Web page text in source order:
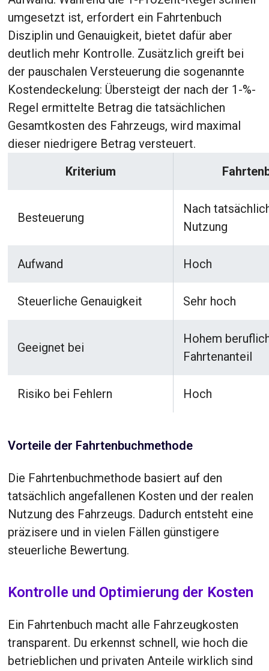
umgesetzt ist, erfordert ein Fahrtenbuch
Disziplin und Genauigkeit, bietet dafür aber
deutlich mehr Kontrolle. Zusätzlich greift bei
der pauschalen Versteuerung die sogenannte
Kostendeckelung: Übersteigt der nach der 1-%-
Regel ermittelte Betrag die tatsächlichen
Gesamtkosten des Fahrzeugs, wird maximal
dieser niedrigere Betrag versteuert.
Kriterium
Besteuerung
Nach
Nutzung
Aufwand Hoch
Steuerliche Genauigkeit Sehr hoch
Geeignet bei
Hohem
Fahrtenanteil
Risiko bei Fehlern Hoch
Vorteile der Fahrtenbuchmethode
Die Fahrtenbuchmethode basiert auf den
tatsächlich angefallenen Kosten und der realen
Nutzung des Fahrzeugs. Dadurch entsteht eine
präzisere und in vielen Fällen günstigere
steuerliche Bewertung.
Kontrolle und Optimierung der Kosten
Ein Fahrtenbuch macht alle Fahrzeugkosten
transparent. Du erkennst schnell, wie hoch die
betrieblichen und privaten Anteile wirklich sind